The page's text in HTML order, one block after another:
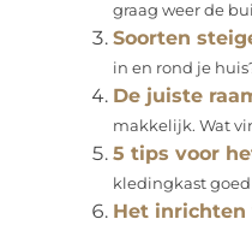
graag weer de
Soorten
in en rond je
De juiste
makkelijk. Wat
5 tips voor
kledingkast goed
Het inrichten